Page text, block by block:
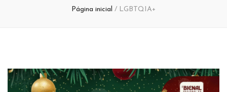
Página inicial / LGBTQIA+